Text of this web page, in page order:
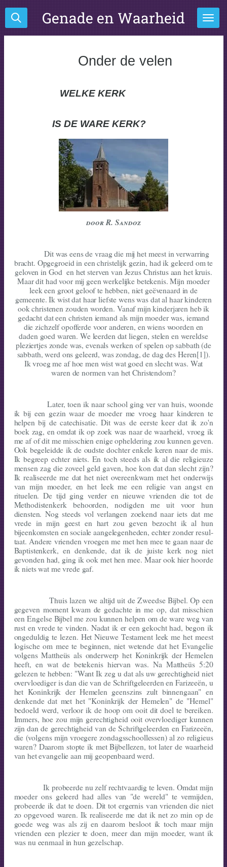
Ga
direct
naar
Genade en Waarheid
Onder de velen
WELKE KERK
IS DE WARE KERK?
door R. Sandoz
Dit was eens de vraag die mij het meest in verwarring
bracht. Opgegroeid in een christelijk gezin, had ik geleerd om te
geloven in God en het sterven van Jezus Christus aan het kruis.
Maar dit had voor mij geen werkelijke betekenis. Mijn moeder
leek een groot geloof te hebben, niet geëvenaard in de
gemeente. Ik wist dat haar liefste wens was dat al haar kinderen
ook christenen zouden worden. Vanaf mijn kinderjaren heb ik
gedacht dat een christen iemand als mijn moeder was, iemand
die zichzelf opofferde voor anderen, en wiens woorden en
daden goed waren. We leerden dat liegen, stelen en wereldse
pleziertjes zonde was, evenals werken of spelen op sabbath (de
sabbath, werd ons geleerd, was zondag, de dag des Heren[1]).
Ik vroeg me af hoe men wist wat goed en slecht was. Wat
waren de normen van het Christendom?
Later, toen ik naar school ging ver van huis, woonde
ik bij een gezin waar de moeder me vroeg haar kinderen te
helpen bij de catechisatie. Dit was de eerste keer dat ik zo'n
boek zag, en omdat ik op zoek was naar de waarheid, vroeg ik
me af of dit me misschien enige opheldering zou kunnen geven.
Ook begeleidde ik de oudste dochter enkele keren naar de mis.
Ik begreep echter niets. En toch steeds als ik al die religieuze
mensen zag die zoveel geld gaven, hoe kon dat dan slecht zijn?
Ik realiseerde me dat het niet overeen­kwam met het onderwijs
van mijn moeder, en het leek me een religie van angst en
rituelen. De tijd ging verder en nieuwe vrienden die tot de
Methodistenkerk behoorden, nodigden me uit voor hun
diensten. Nog steeds vol verlangen zoekend naar iets dat me
vrede in mijn geest en hart zou geven bezocht ik al hun
bijeenkomsten en sociale aangelegenheden, echter zonder resul­
taat. Andere vrienden vroegen me met hen mee te gaan naar de
Baptis­tenkerk, en denkende, dat ik de juiste kerk nog niet
gevonden had, ging ik ook met hen mee. Maar ook hier hoorde
ik niets wat me vrede gaf.
Thuis lazen we altijd uit de Zweedse Bijbel. Op een
gegeven moment kwam de gedachte in me op, dat misschien
een Engelse Bijbel me zou kunnen helpen om de ware weg van
rust en vrede te vinden. Nadat ik er een gekocht had, begon ik
ongeduldig te lezen. Het Nieuwe Testament leek me het meest
logische om mee te beginnen, niet wetende dat het Evangelie
volgens Mattheüs als onderwerp het Koninkrijk der Hemelen
heeft, en wat de betekenis hiervan was. Na Mattheüs 5:20
gelezen te hebben: "Want Ik zeg u dat als uw gerech­tigheid niet
overvloediger is dan die van de Schriftgeleerden en Farizeeën, u
het Koninkrijk der Hemelen geenszins zult binnengaan" en
denkende dat met het "Koninkrijk der Hemelen" de "Hemel"
bedoeld werd, verloor ik de hoop om ooit dit doel te bereiken.
Immers, hoe zou mijn gerechtigheid ooit over­vloe­diger kunnen
zijn dan de gerechtigheid van de Schriftgeleerden en Farizeeën,
die (volgens mijn vroegere zondagsschoollessen) al zo religieus
waren? Daarom stopte ik met Bijbellezen, tot later de waarheid
van het evangelie aan mij geopenbaard werd.
Ik probeerde nu zelf rechtvaardig te leven. Omdat mijn
moeder ons geleerd had alles van "de wereld" te vermijden,
probeerde ik dat te doen. Dit tot ergernis van vrienden die niet
zo opgevoed waren. Ik realiseerde me dat ik net zo min op de
goede weg was als zij en daarom besloot ik toch maar mijn
vrienden een plezier te doen, meer dan mijn moeder, want ik
was nu eenmaal in hun gezelschap.